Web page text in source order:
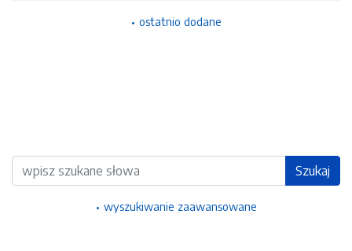
ostatnio dodane
Wyszukiwarka Szukaj
wyszukiwanie zaawansowane